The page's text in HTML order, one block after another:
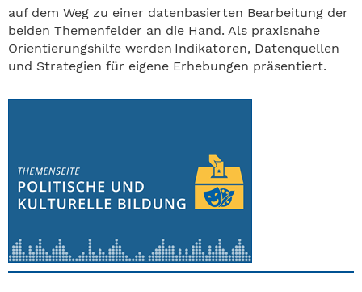
auf dem Weg zu einer datenbasierten Bearbeitung der
beiden Themenfelder an die Hand. Als praxisnahe
Orientierungshilfe werden Indikatoren, Datenquellen
und Strategien für eigene Erhebungen präsentiert.